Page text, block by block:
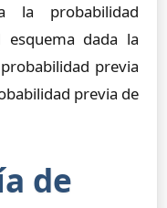
la probabilidad
esquema dada la
previa
previa de
de